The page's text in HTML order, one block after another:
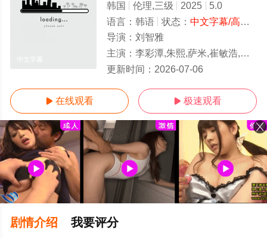
韩国 伦理,三级 2025
5.0
语言： 韩语 状态： 中文字幕/高清
导演： 刘智雅
主演： 李彩潭,朱熙,萨米,崔敏浩,海日,宰勋
更新时间： 2026-07-06
 在线观看  极速观看
剧情介绍 我要评分